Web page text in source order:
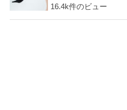
16.4k件のビュー